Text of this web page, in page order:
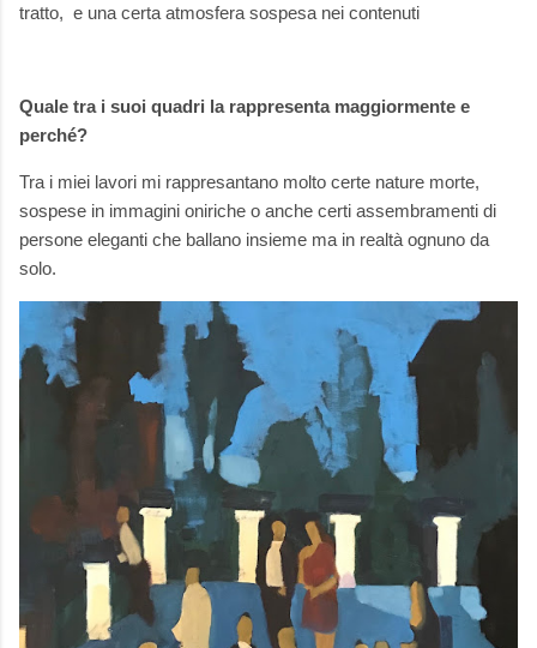
tratto, e una certa atmosfera sospesa nei contenuti
Quale tra i suoi quadri la rappresenta maggiormente e
perché?
Tra i miei lavori mi rappresantano molto certe nature morte,
sospese in immagini oniriche o anche certi assembramenti di
persone eleganti che ballano insieme ma in realtà ognuno da
solo.